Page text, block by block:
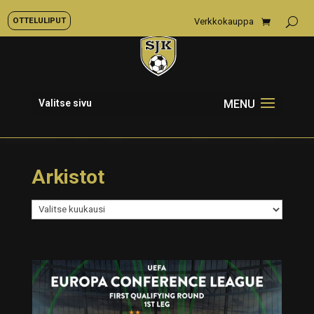
OTTELULIPUT Verkkokauppa
Valitse sivu
Arkistot
Arkistot